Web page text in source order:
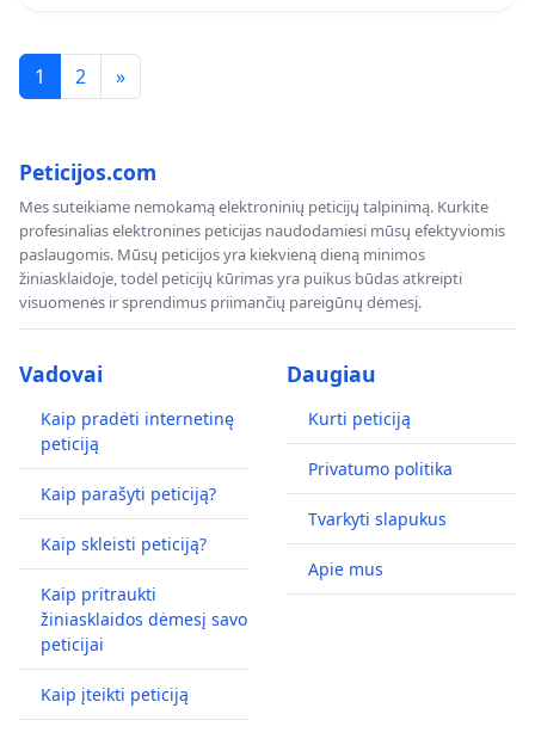
1 2 »
Peticijos.com
Mes suteikiame nemokamą elektroninių peticijų talpinimą. Kurkite
profesinalias elektronines peticijas naudodamiesi mūsų efektyviomis
paslaugomis. Mūsų peticijos yra kiekvieną dieną minimos
žiniasklaidoje, todėl peticijų kūrimas yra puikus būdas atkreipti
visuomenės ir sprendimus priimančių pareigūnų dėmesį.
Vadovai
Kaip pradėti internetinę
peticiją
Kaip parašyti peticiją?
Kaip skleisti peticiją?
Kaip pritraukti
žiniasklaidos dėmesį savo
peticijai
Kaip įteikti peticiją
Daugiau
Kurti peticiją
Privatumo politika
Tvarkyti slapukus
Apie mus